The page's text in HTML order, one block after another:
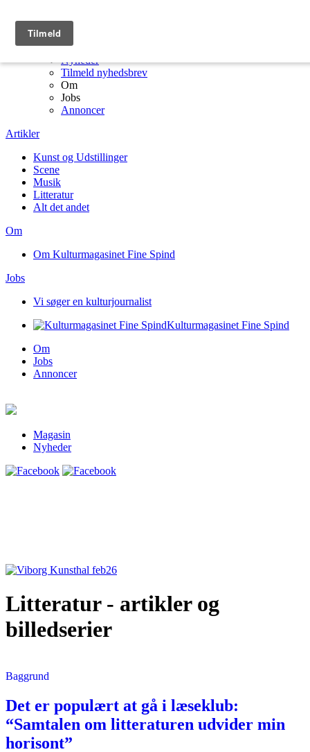
Artikler
Nyheder
Tilmeld nyhedsbrev
Om
Jobs
Annoncer
Artikler
Kunst og Udstillinger
Scene
Musik
Litteratur
Alt det andet
Om
Om Kulturmagasinet Fine Spind
Jobs
Vi søger en kulturjournalist
Kulturmagasinet Fine Spind
Om
Jobs
Annoncer
Magasin
Nyheder
Litteratur - artikler og
billedserier
Baggrund
Det er populært at gå i læseklub:
“Samtalen om litteraturen udvider min
horisont”